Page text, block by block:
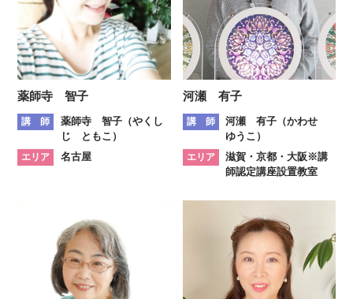
薬師寺 智子
講 師
薬師寺 智子（やくし
じ ともこ）
エリア 名古屋
河瀬 有子
講 師
河瀬 有子（かわせ
ゆうこ）
エリア
滋賀・京都・大阪※講
師認定講座設置教室